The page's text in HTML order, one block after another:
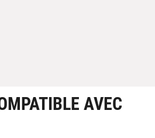
AVEC